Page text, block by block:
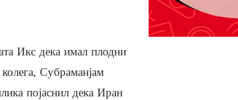
Икс дека имал плодни
Субраманјам
појаснил дека Иран